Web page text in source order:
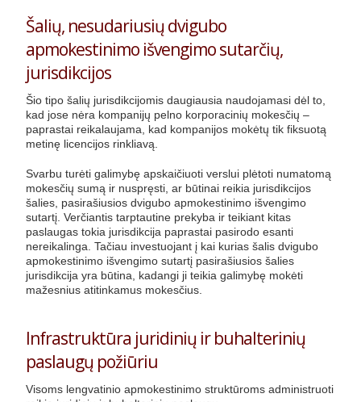
Šalių, nesudariusių dvigubo
apmokestinimo išvengimo sutarčių,
jurisdikcijos
Šio tipo šalių jurisdikcijomis daugiausia naudojamasi dėl to,
kad jose nėra kompanijų pelno korporacinių mokesčių –
paprastai reikalaujama, kad kompanijos mokėtų tik fiksuotą
metinę licencijos rinkliavą.
Svarbu turėti galimybę apskaičiuoti verslui plėtoti numatomą
mokesčių sumą ir nuspręsti, ar būtinai reikia jurisdikcijos
šalies, pasirašiusios dvigubo apmokestinimo išvengimo
sutartį. Verčiantis tarptautine prekyba ir teikiant kitas
paslaugas tokia jurisdikcija paprastai pasirodo esanti
nereikalinga. Tačiau investuojant į kai kurias šalis dvigubo
apmokestinimo išvengimo sutartį pasirašiusios šalies
jurisdikcija yra būtina, kadangi ji teikia galimybę mokėti
mažesnius atitinkamus mokesčius.
Infrastruktūra juridinių ir buhalterinių
paslaugų požiūriu
Visoms lengvatinio apmokestinimo struktūroms administruoti